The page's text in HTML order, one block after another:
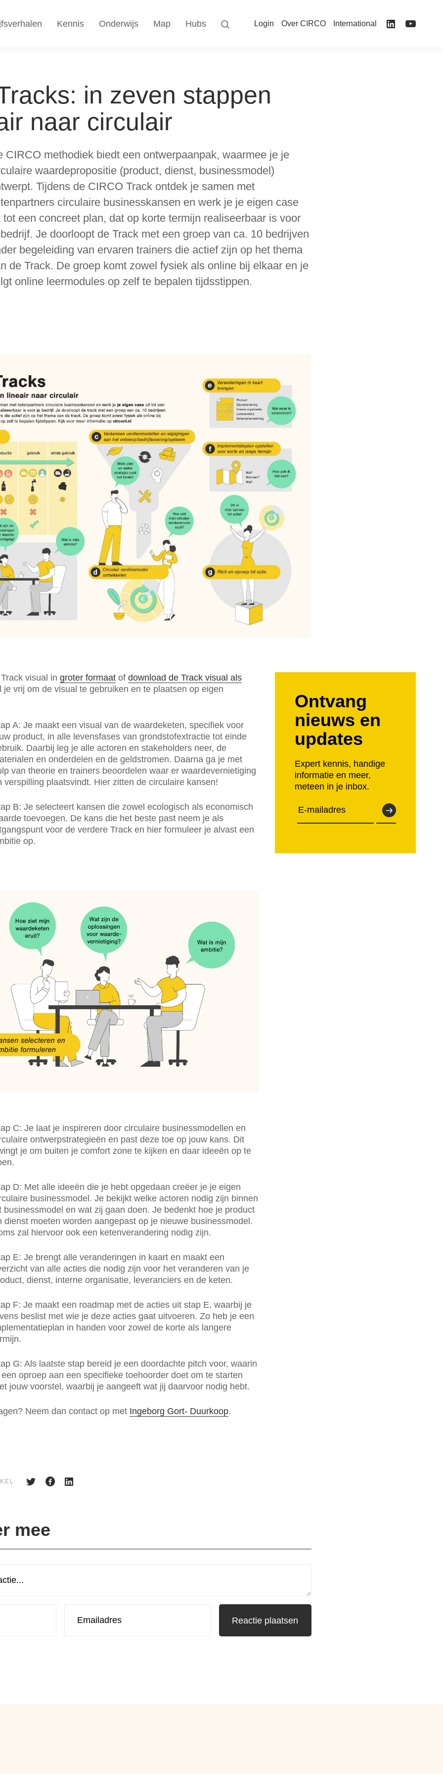
in zeven stappen
naar circulair
CIRCO methodiek biedt een ontwerpaanpak, waarmee je je
waardepropositie (product, dienst, businessmodel)
Tijdens de CIRCO Track ontdek je samen met
circulaire businesskansen en werk je je eigen case
tot een concreet plan, dat op korte termijn realiseerbaar is voor
Je doorloopt de Track met een groep van ca. 10 bedrijven
begeleiding van ervaren trainers die actief zijn op het thema
de Track. De groep komt zowel fysiek als online bij elkaar en je
online leermodules op zelf te bepalen tijdsstippen.
visual in groter formaatof download de Track visual als
je vrij om de visual te gebruiken en te plaatsen op eigen
A: Je maakt een visual van de waardeketen, specifiek voor
product, in alle levensfases van grondstofextractie tot einde
Daarbij leg je alle actoren en stakeholders neer, de
en onderdelen en de geldstromen. Daarna ga je met
van theorie en trainers beoordelen waar er waardevernietiging
verspilling plaatsvindt. Hier zitten de circulaire kansen!
B: Je selecteert kansen die zowel ecologisch als economisch
toevoegen. De kans die het beste past neem je als
voor de verdere Track en hier formuleer je alvast een
op.
C: Je laat je inspireren door circulaire businessmodellen en
ontwerpstrategieën en past deze toe op jouw kans. Dit
je om buiten je comfort zone te kijken en daar ideeën op te
D: Met alle ideeën die je hebt opgedaan creëer je je eigen
businessmodel. Je bekijkt welke actoren nodig zijn binnen
businessmodel en wat zij gaan doen. Je bedenkt hoe je product
dienst moeten worden aangepast op je nieuwe businessmodel.
zal hiervoor ook een ketenverandering nodig zijn.
E: Je brengt alle veranderingen in kaart en maakt een
van alle acties die nodig zijn voor het veranderen van je
dienst, interne organisatie, leveranciers en de keten.
F: Je maakt een roadmap met de acties uit stap E, waarbij je
beslist met wie je deze acties gaat uitvoeren. Zo heb je een
in handen voor zowel de korte als langere
G: Als laatste stap bereid je een doordachte pitch voor, waarin
oproep aan een specifieke toehoorder doet om te starten
jouw voorstel, waarbij je aangeeft wat jij daarvoor nodig hebt.
Neem dan contact op met Ingeborg Gort- Duurkoop.
Ontvang
nieuws en
updates
Expert kennis, handige
informatie en meer,
meteen in je inbox.
mee
Kennis Onderwijs Map Hubs Login Over CIRCO International